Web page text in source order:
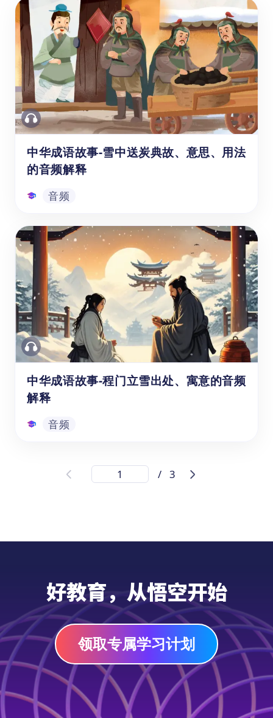
中华成语故事之《胸有成竹》
使用【成语故事《胸有成竹》的典故、出处、
寓意】的音频学习资源，能帮助学龄前至1-6
年级（3-12岁）的海外孩子和中国学生学习经
典中文成语故事。这个音频主要讲述了“胸有
成竹”这一成语背后的人物故事和来源出处。
不仅能提高学生中文的口语、听力水平，也能
帮助学生了解传统文化，培养沉着冷静的为人
处世态度。
音频
中华成语故事-雪中送炭典故、意思、用法
的音频解释
音频
中华成语故事-雪中送炭典故、意思、用
法的音频解释
使用【成语故事《雪中送炭》的典故、意思、
用法】的音频学习资源，能够帮助学龄前至1-
6年级（3-12岁）的海外孩子和中国学生学习
经典中文成语故事。这个音频主要讲述了“雪
中送炭”这一成语背后的历史典故，以及在现
代生活中的具体内涵和使用方法。不仅能提高
学生中文的口语、听力水平，也能帮助学生了
解传统文化，培养品德和修养。
音频
中华成语故事-程门立雪出处、寓意的音频
解释
音频
中华成语故事-程门立雪出处、寓意的音
国文化的理解，启发孩子思考。
/ 3
好教育，从悟空开始
领取专属学习计划